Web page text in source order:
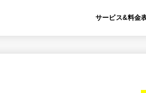
サービス&料金